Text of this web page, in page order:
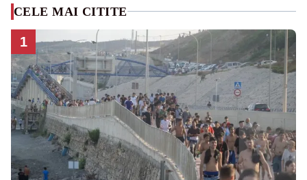
CELE MAI CITITE
1